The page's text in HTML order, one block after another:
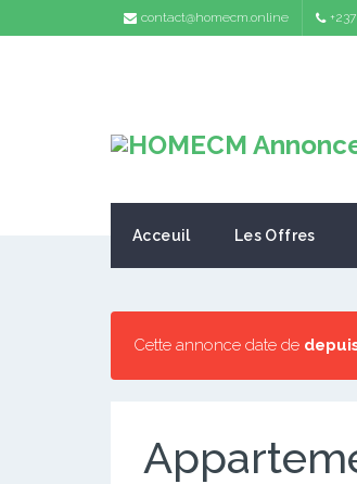
contact@homecm.online
Acceuil Les Offres
Cette annonce date de